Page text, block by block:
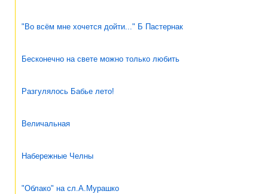
"Во всём мне хочется дойти..." Б Пастернак
Бесконечно на свете можно только любить
Разгулялось Бабье лето!
Величальная
Набережные Челны
"Облако" на сл.А.Мурашко